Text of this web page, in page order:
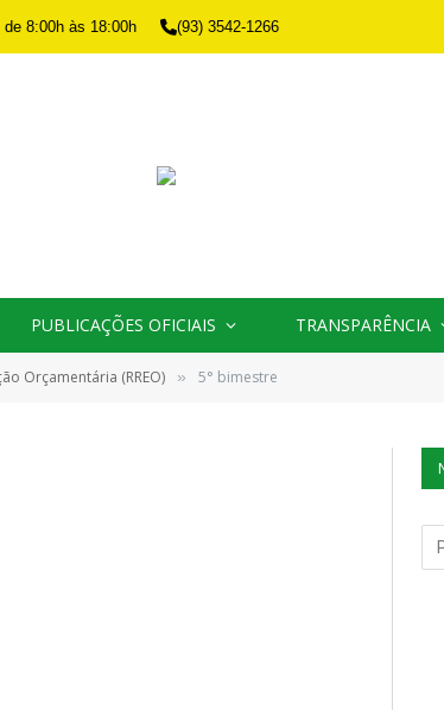
8:00h às 18:00h (93) 3542-1266
PUBLICAÇÕES OFICIAIS TRANSPARÊNCIA
Orçamentária (RREO) » 5° bimestre